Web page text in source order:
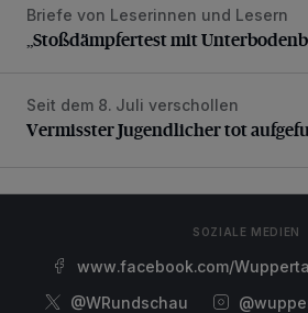
„Stoßdämpfertest mit
Briefe von Leserinnen und Lesern
„Stoßdämpfertest mit
Vermisster Jugendlicher tot
Seit dem 8. Juli verschollen
Vermisster Jugendlicher tot
SOZIALE MEDIEN
www.facebook.com/
@WRundschau